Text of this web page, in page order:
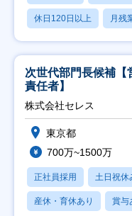
休日120日以上 月残
次世代部門長候補【
責任者】
株式会社セレス
東京都
700万~1500万
正社員採用 土日祝休
産休・育休あり 賞与